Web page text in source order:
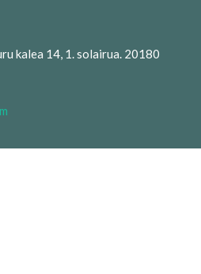
kalea 14, 1. solairua. 20180